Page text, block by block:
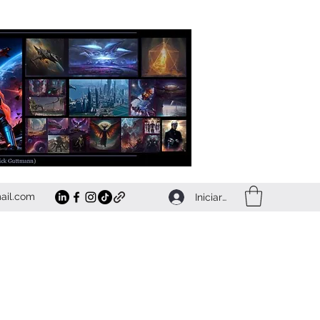
Iniciar sesión